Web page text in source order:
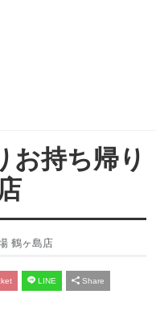
お持ち帰り
鶴ヶ島店
LINE Share